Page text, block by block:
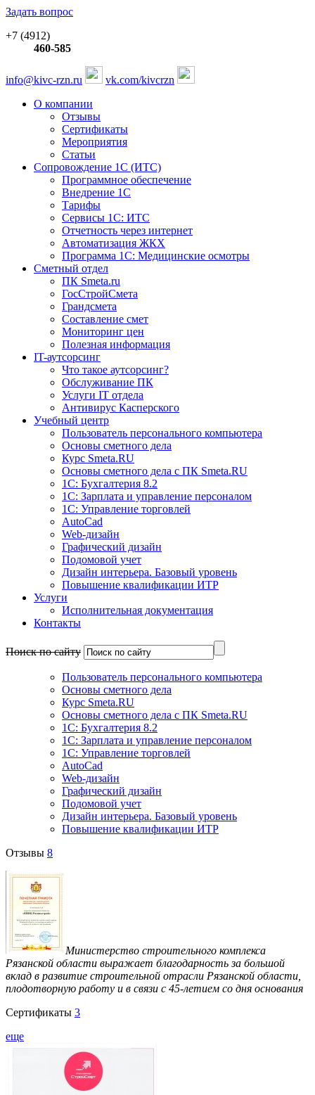
Задать вопрос
+7 (4912)
460-585
info@kivc-rzn.ru
vk.com/kivcrzn
О компании
Отзывы
Сертификаты
Мероприятия
Статьи
Сопровождение 1С (ИТС)
Программное обеспечение
Внедрение 1С
Тарифы
Сервисы 1С: ИТС
Отчетность через интернет
Автоматизация ЖКХ
Программа 1С: Медицинские осмотры
Сметный отдел
ПК Smeta.ru
ГосСтройСмета
Грандсмета
Составление смет
Мониторинг цен
Полезная информация
IT-аутсорсинг
Что такое аутсорсинг?
Обслуживание ПК
Услуги IT отдела
Антивирус Касперского
Учебный центр
Пользователь персонального компьютера
Основы сметного дела
Курс Smeta.RU
Основы сметного дела с ПК Smeta.RU
1С: Бухгалтерия 8.2
1С: Зарплата и управление персоналом
1C: Управление торговлей
AutoCad
Web-дизайн
Графический дизайн
Подомовой учет
Дизайн интерьера. Базовый уровень
Повышение квалификации ИТР
Услуги
Исполнительная документация
Контакты
Поиск по сайту
Пользователь персонального компьютера
Основы сметного дела
Курс Smeta.RU
Основы сметного дела с ПК Smeta.RU
1С: Бухгалтерия 8.2
1С: Зарплата и управление персоналом
1C: Управление торговлей
AutoCad
Web-дизайн
Графический дизайн
Подомовой учет
Дизайн интерьера. Базовый уровень
Повышение квалификации ИТР
Отзывы 8
Министерство строительного комплекса
Рязанской области выражает благодарность за большой
вклад в развитие строительной отрасли Рязанской области,
плодотворную работу и в связи с 45-летием со дня основания
Сертификаты 3
еще